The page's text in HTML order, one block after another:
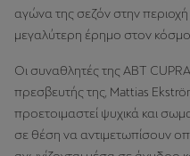
αγώνα της σεζόν στην
μεγαλύτερη έρημο στον
Οι συναθλητές της ABT
πρεσβευτής της, Mattias
προετοιμαστεί ψυχικά και
σε θέση να αντιμετωπίσουν